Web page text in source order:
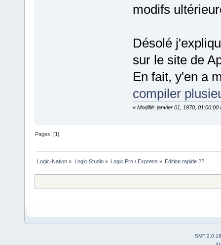
modifs
Désolé
sur le site de
En fait, y'en a
compiler
« Modifié: janvier 01, 1970, 01:00:00
Pages: [1]
Logic-Nation » Logic Studio» Logic Pro / Express » Edition rapide ??
SMF 2.0.18